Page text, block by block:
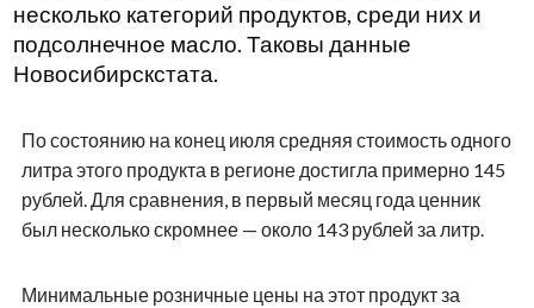
несколько категорий продуктов, среди них и
подсолнечное масло. Таковы данные
Новосибирскстата.
По состоянию на конец июля средняя стоимость одного
литра этого продукта в регионе достигла примерно 145
рублей. Для сравнения, в первый месяц года ценник
был несколько скромнее — около 143 рублей за литр.
Минимальные розничные цены на этот продукт за